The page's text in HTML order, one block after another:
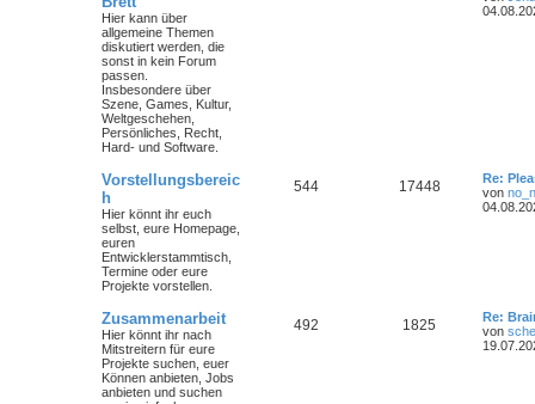
Hier kann über
allgemeine Themen
diskutiert werden, die
sonst in kein Forum
passen.
Insbesondere über
Szene, Games, Kultur,
Weltgeschehen,
Persönliches, Recht,
Hard- und Software.
Vorstellungsbereic
h
Hier könnt ihr euch
selbst, eure Homepage,
euren
Entwicklerstammtisch,
Termine oder eure
Projekte vorstellen.
544 17448
Re:
von
Zusammenarbeit
Hier könnt ihr nach
Mitstreitern für eure
Projekte suchen, euer
Können anbieten, Jobs
anbieten und suchen
492 1825
Re:
von